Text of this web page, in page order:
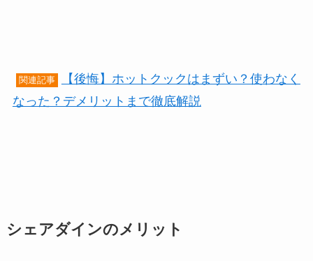
関連記事
【後悔】ホットクックはまずい？使わなく
なった？デメリットまで徹底解説
シェアダインのメリット